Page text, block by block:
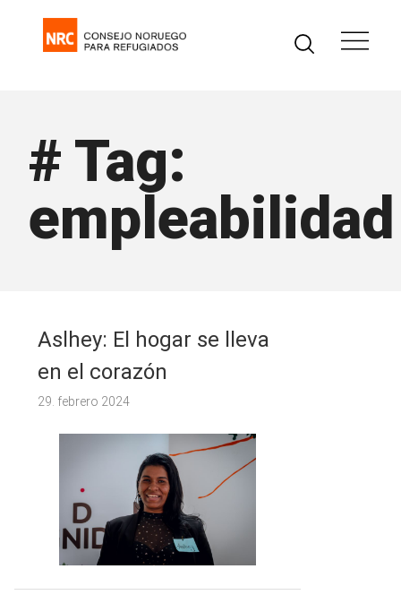
# Tag:
empleabilidad
Aslhey: El hogar se lleva
en el corazón
29. febrero 2024